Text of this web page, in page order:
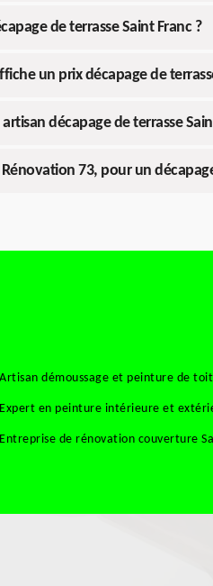
de terrasse Saint Franc ?
un prix décapage de
décapage de terrasse
73, pour un
Artisan démoussage et peinture de
Expert en peinture intérieure et
Entreprise de rénovation couverture